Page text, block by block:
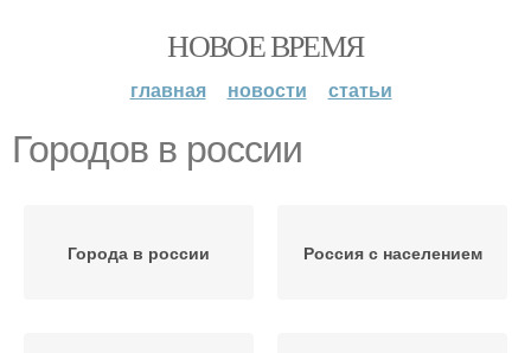
НОВОЕ ВРЕМЯ
главная новости статьи
Городов в россии
Города в россии Россия с населением